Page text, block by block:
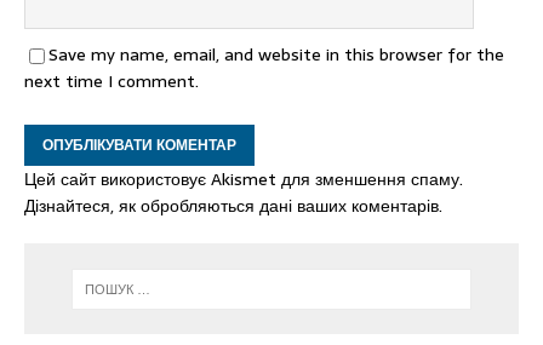
Save my name, email, and website in this browser for the
next time I comment.
Цей сайт використовує Akismet для зменшення спаму.
Дізнайтеся, як обробляються дані ваших коментарів.